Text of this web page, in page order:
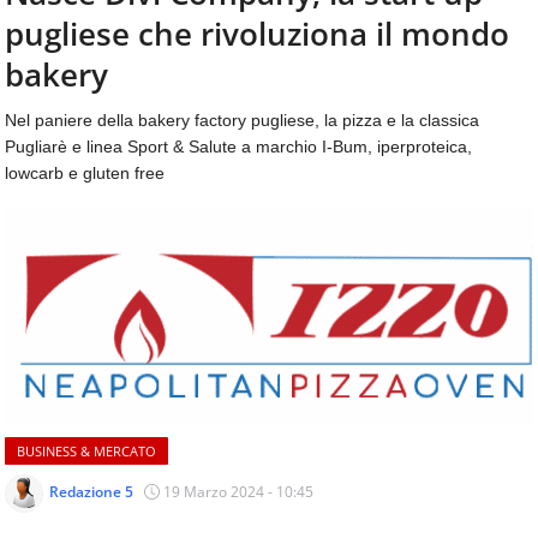
aggiornamenti
quotidiani
su
temi
come
ospitalità,
ristorazione,
catering
e
articoli
sul
mondo
dei
consumi
fuoricasa,
CONTATTI
pugliese che rivoluziona il mondo
bakery
Nel paniere della bakery factory pugliese, la pizza e la classica
Pugliarè e linea Sport & Salute a marchio I-Bum, iperproteica,
lowcarb e gluten free
BUSINESS & MERCATO
Redazione 5 19 Marzo 2024 - 10:45